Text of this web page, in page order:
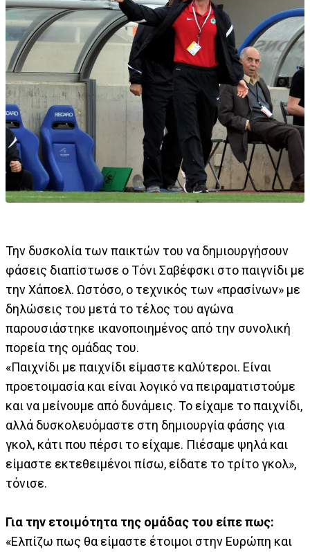
Την δυσκολία των παικτών του να δημιουργήσουν
φάσεις διαπίστωσε ο Τόνι Σαβέφσκι στο παιγνίδι με
την Χάποελ. Ωστόσο, ο τεχνικός των «πρασίνων» με
δηλώσεις του μετά το τέλος του αγώνα
παρουσιάστηκε ικανοποιημένος από την συνολική
πορεία της ομάδας του.
«Παιχνίδι με παιχνίδι είμαστε καλύτεροι. Είναι
προετοιμασία και είναι λογικό να πειραματιστούμε
και να μείνουμε από δυνάμεις. Το είχαμε το παιχνίδι,
αλλά δυσκολευόμαστε στη δημιουργία φάσης για
γκολ, κάτι που πέρσι το είχαμε. Πιέσαμε ψηλά και
είμαστε εκτεθειμένοι πίσω, είδατε το τρίτο γκολ»,
τόνισε.
Για την ετοιμότητα της ομάδας του είπε πως:
«Ελπίζω πως θα είμαστε έτοιμοι στην Ευρώπη και